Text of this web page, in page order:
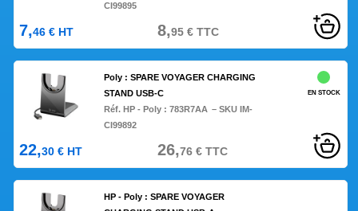
CI99895
7,46 € HT 8,95€TTC
Poly : SPARE VOYAGER CHARGING
STAND USB-C
Réf. HP - Poly :783R7AA – SKU IM-
CI99892
EN STOCK
22,30 € HT 26,76€TTC
HP - Poly : SPARE VOYAGER